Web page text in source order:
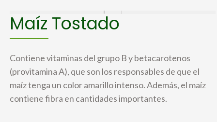
Maíz Tostado
Contiene vitaminas del grupo B y betacarotenos
(provitamina A), que son los responsables de que el
maíz tenga un color amarillo intenso. Además, el maíz
contiene fibra en cantidades importantes.